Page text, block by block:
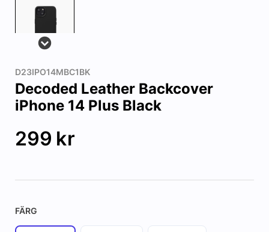
D23IPO14MBC1BK
Decoded Leather Backcover
iPhone 14 Plus Black
299 kr
FÄRG